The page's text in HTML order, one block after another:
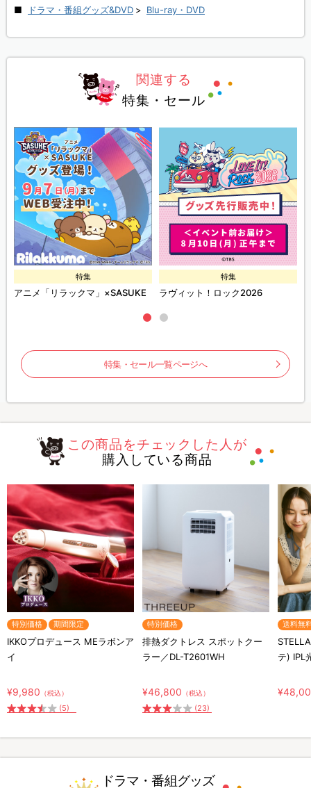
ドラマ・番組グッズ&DVD > Blu-ray・DVD
関連する
特集・セール
特集
アニメ「リラックマ」×SASUKE
特集
ラヴィット！ロック2026
特集・セール一覧ページへ
この商品をチェックした人が
購入している商品
特別価格 期間限定
IKKOプロデュース MEラボンア
イ
¥9,980 （税込）
(5)
特別価格
排熱ダクトレス スポットクー
ラー／DL-T2601WH
¥46,800 （税込）
(23)
送料無
テ) IPL
ドラマ・番組グッズ